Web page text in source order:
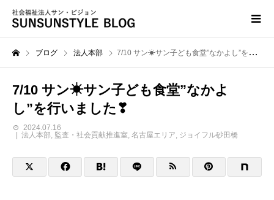
ブログ 法人本部 7/10 サン☀サン子ども食堂”なかよし”を行いました❣
7/10 サン☀サン子ども食堂”なかよ
し”を行いました❣
2024.07.16
法人本部 監査・社会貢献推進室 名古屋エリア ジョイフル砂田橋